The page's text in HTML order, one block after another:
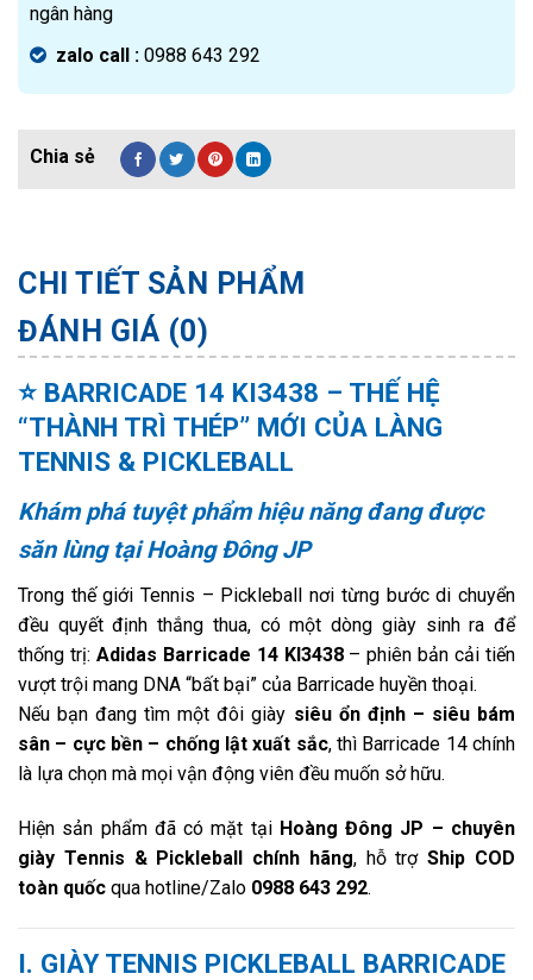
ngân hàng
zalo call : 0988 643 292
CHI TIẾT SẢN PHẨM
ĐÁNH GIÁ (0)
⭐ BARRICADE 14 KI3438 – THẾ HỆ
“THÀNH TRÌ THÉP” MỚI CỦA LÀNG
TENNIS & PICKLEBALL
Khám phá tuyệt phẩm hiệu năng đang được
săn lùng tại Hoàng Đông JP
Trong thế giới Tennis – Pickleball nơi từng bước di chuyển
đều quyết định thắng thua, có một dòng giày sinh ra để
thống trị: Adidas Barricade 14 KI3438– phiên bản cải tiến
vượt trội mang DNA “bất bại” của Barricade huyền thoại.
Nếu bạn đang tìm một đôi giày siêu ổn định – siêu bám
sân – cực bền – chống lật xuất sắc, thì Barricade 14 chính
là lựa chọn mà mọi vận động viên đều muốn sở hữu.
Hiện sản phẩm đã có mặt tại Hoàng Đông JP – chuyên
giày Tennis & Pickleball chính hãng, hỗ trợShip COD
toàn quốc qua hotline/Zalo 0988 643 292.
I. GIÀY TENNIS PICKLEBALL BARRICADE